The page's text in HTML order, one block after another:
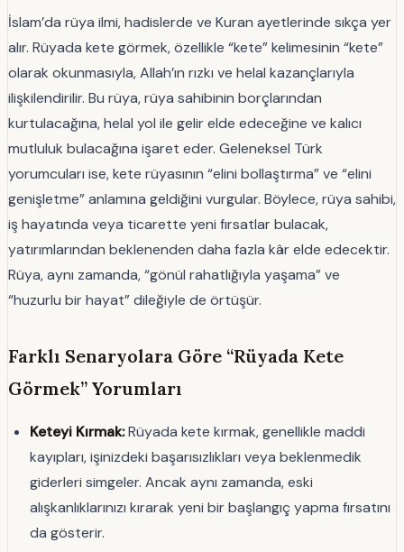
İslam’da rüya ilmi, hadislerde ve Kuran ayetlerinde sıkça yer
alır. Rüyada kete görmek, özellikle “kete” kelimesinin “kete”
olarak okunmasıyla, Allah’ın rızkı ve helal kazançlarıyla
ilişkilendirilir. Bu rüya, rüya sahibinin borçlarından
kurtulacağına, helal yol ile gelir elde edeceğine ve kalıcı
mutluluk bulacağına işaret eder. Geleneksel Türk
yorumcuları ise, kete rüyasının “elini bollaştırma” ve “elini
genişletme” anlamına geldiğini vurgular. Böylece, rüya sahibi,
iş hayatında veya ticarette yeni fırsatlar bulacak,
yatırımlarından beklenenden daha fazla kâr elde edecektir.
Rüya, aynı zamanda, “gönül rahatlığıyla yaşama” ve
“huzurlu bir hayat” dileğiyle de örtüşür.
Farklı Senaryolara Göre “Rüyada Kete
Görmek” Yorumları
Keteyi Kırmak:Rüyada kete kırmak, genellikle maddi
kayıpları, işinizdeki başarısızlıkları veya beklenmedik
giderleri simgeler. Ancak aynı zamanda, eski
alışkanlıklarınızı kırarak yeni bir başlangıç yapma fırsatını
da gösterir.